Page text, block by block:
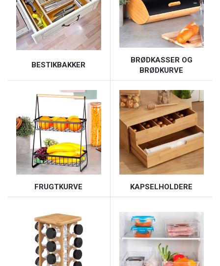
BESTIKBAKKER
BRØDKASSER OG
BRØDKURVE
FRUGTKURVE KAPSELHOLDERE